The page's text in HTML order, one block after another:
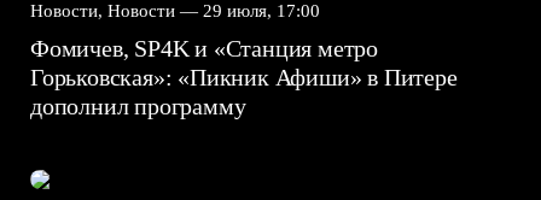
Новости, Новости — 29 июля, 17:00
Фомичев, SP4K и «Станция метро
Горьковская»: «Пикник Афиши» в Питере
дополнил программу